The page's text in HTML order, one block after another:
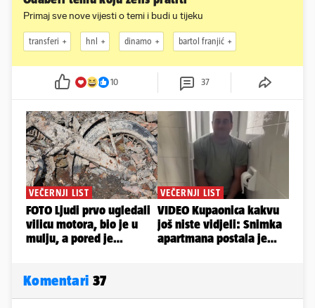
Primaj sve nove vijesti o temi i budi u tijeku
transferi hnl dinamo bartol franjić
10 37
Komentari 37